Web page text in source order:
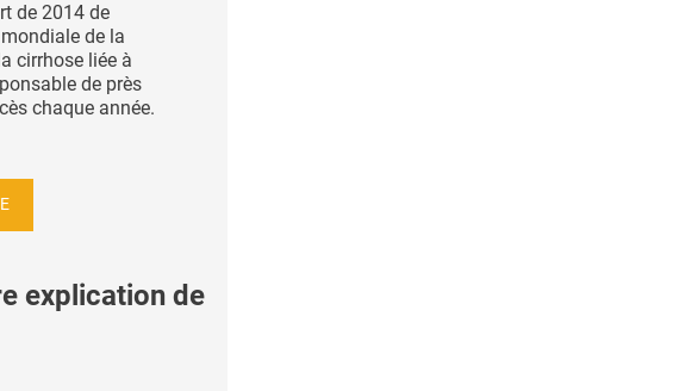
de 2014 de
de la
cirrhose liée à
de près
chaque année.
explication de